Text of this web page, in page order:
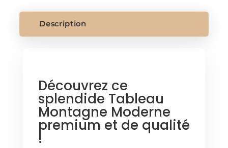
Description
Découvrez ce
splendide Tableau
Montagne Moderne
premium et de qualité
!